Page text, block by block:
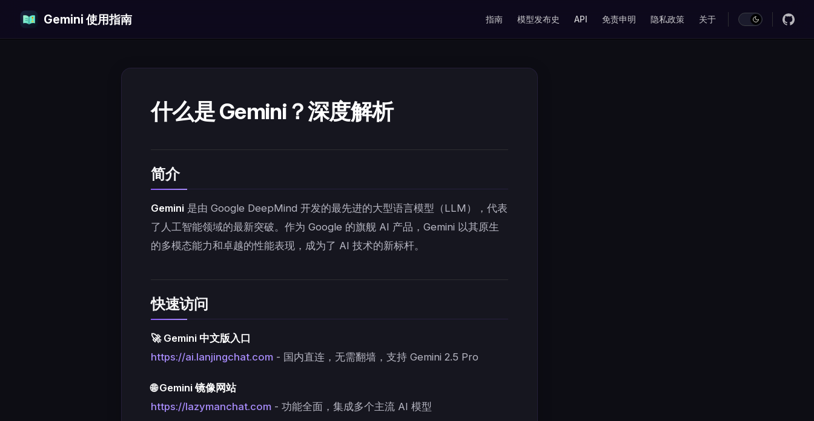
Skip to content
Gemini 使用指南 指南 模型发布史 API 免责申明 隐私政策 关于
什么是 Gemini？深度解析
简介
Gemini 是由 Google DeepMind 开发的最先进的大型语言模型（LLM），代表
了人工智能领域的最新突破。作为 Google 的旗舰 AI 产品，Gemini 以其原生
的多模态能力和卓越的性能表现，成为了 AI 技术的新标杆。
快速访问
🚀 Gemini 中文版入口
https://ai.lanjingchat.com - 国内直连，无需翻墙，支持 Gemini 2.5 Pro
🌐 Gemini 镜像网站
https://lazymanchat.com - 功能全面，集成多个主流 AI 模型